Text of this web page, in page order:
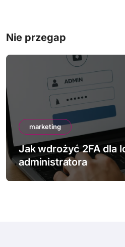
Nie przegap
marketing
Jak wdrożyć 2FA dla
administratora